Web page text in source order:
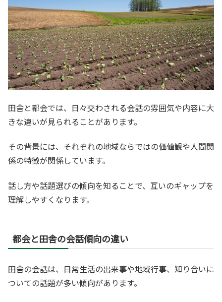
田舎と都会では、日々交わされる会話の雰囲気や内容に大
きな違いが見られることがあります。
その背景には、それぞれの地域ならではの価値観や人間関
係の特徴が関係しています。
話し方や話題選びの傾向を知ることで、互いのギャップを
理解しやすくなります。
都会と田舎の会話傾向の違い
田舎の会話は、日常生活の出来事や地域行事、知り合いに
ついての話題が多い傾向があります。